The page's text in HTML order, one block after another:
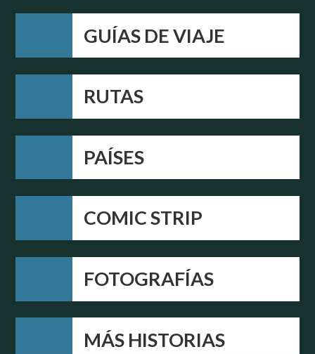
GUÍAS DE VIAJE
RUTAS
PAÍSES
COMIC STRIP
FOTOGRAFÍAS
MÁS HISTORIAS